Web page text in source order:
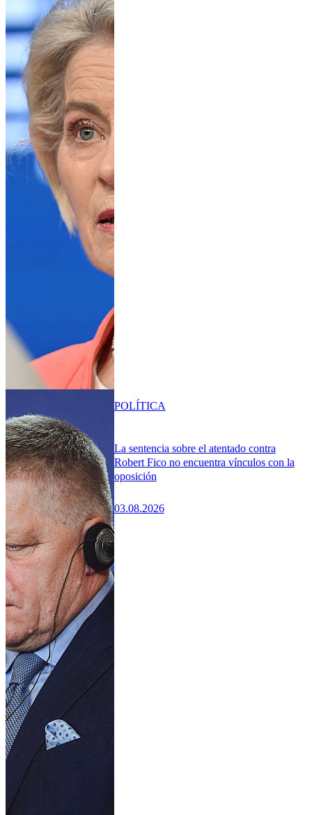
La sentencia sobre el atentado contra
Robert Fico no encuentra vínculos con la
oposición
03.08.2026
POLÍTICA